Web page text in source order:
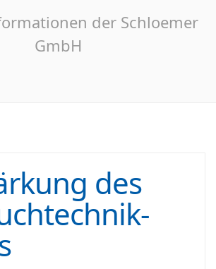
der Schloemer
GmbH
des